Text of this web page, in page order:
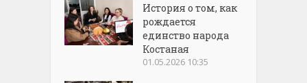
История о том, как
рождается
единство народа
Костаная
01.05.2026 10:35